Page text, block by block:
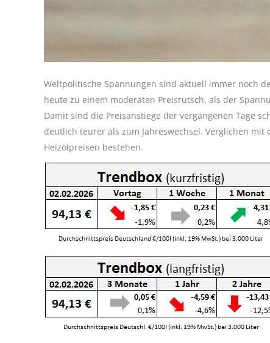
Weltpolitische Spannungen sind aktuell immer noch
heute zu einem moderaten Preisrutsch, als der
Damit sind die Preisanstiege der vergangenen Tage
deutlich teurer als zum Jahreswechsel. Verglichen
Heizölpreisen bestehen.